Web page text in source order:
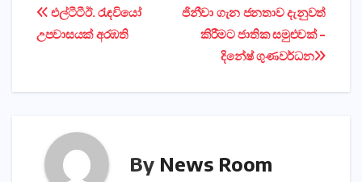
Post
navigation
ජිනීවා ගැන ජනතාව දැනුවත්
කිරීමට ජාතික සමුළුවක්‌ –
දිනේෂ් ගුණවර්ධන
එල්ටීටීඊ. රැඳවියෝ
උපවාසයක්‌ අරඹති
By News Room